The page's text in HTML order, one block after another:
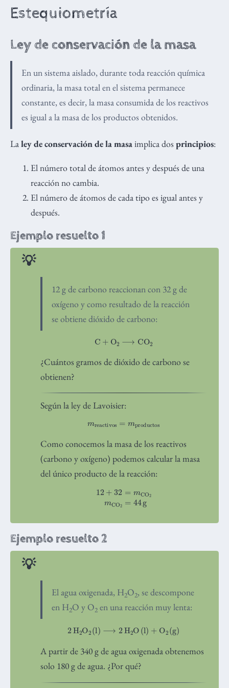
Estequiometría
Ley de conservación de la masa
En un sistema aislado, durante toda reacción química
ordinaria, la masa total en el sistema permanece
constante, es decir, la masa consumida de los reactivos
es igual a la masa de los productos obtenidos.
Laley de conservación de la masaimplica dos principios:
El número total de átomos antes y después de una
reacción no cambia.
El número de átomos de cada tipo es igual antes y
después.
Ejemplo resuelto 1
12 g de carbono reaccionan con 32 g de
oxígeno y como resultado de la reacción
se obtiene dióxido de carbono:
C+ O A2 COA2
¿Cuántos gramos de dióxido de carbono se
obtienen?
Según la ley de Lavoisier:
mreactivos =mproductos
Como conocemos la masa de los reactivos
(carbono y oxígeno) podemos calcular la masa
del único producto de la reacción:
32= m CO 2mCO
Ejemplo resuelto 2
El agua oxigenada, H2O2, se descompone
en H2O y O2en una reacción muy lenta:
2HA 2O A2 ⟶2H A2O( + OA2(g
A partir de 340 g de agua oxigenada obtenemos
solo 180 g de agua. ¿Por qué?